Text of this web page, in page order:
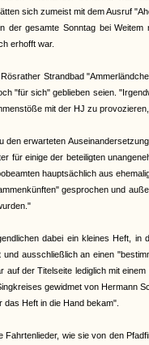
sich zumeist mit dem Ausruf
der gesamte Sonntag bei
erhofft war.
Strandbad
"für sich" geblieben seien.
mit der HJ zu
den erwarteten
für einige der beteiligten
hauptsächlich aus
gesprochen und
dabei ein kleines Heft,
ausschließlich an einen
der Titelseite lediglich mit
gewidmet von Hermann
Heft in die Hand bekam".
Fahrtenlieder, wie sie von den